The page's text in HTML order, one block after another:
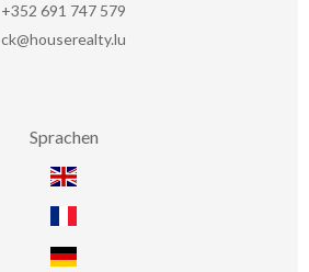
+352 691 747 579
ck@houserealty.lu
Sprachen